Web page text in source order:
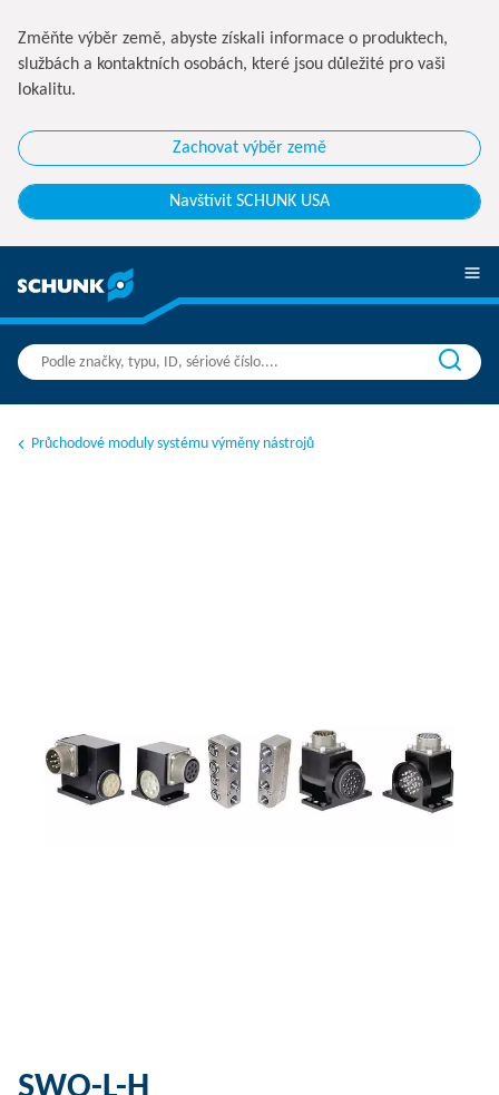
Změňte výběr země, abyste získali informace o produktech,
službách a kontaktních osobách, které jsou důležité pro vaši
lokalitu.
Zachovat výběr země
Navštívit SCHUNK USA
Průchodové moduly systému výměny nástrojů